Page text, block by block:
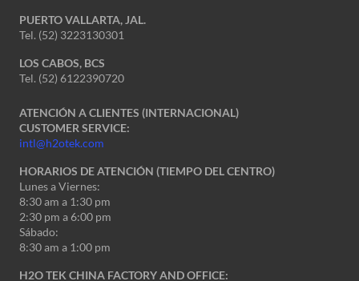
PUERTO VALLARTA, JAL.
Tel. (52) 3223130301
LOS CABOS, BCS
Tel. (52) 6122390720
ATENCIÓN A CLIENTES (INTERNACIONAL)
CUSTOMER SERVICE:
intl@h2otek.com
HORARIOS DE ATENCIÓN (TIEMPO DEL CENTRO)
Lunes a Viernes:
8:30 am a 1:30 pm
2:30 pm a 6:00 pm
Sábado:
8:30 am a 1:00 pm
H2O TEK CHINA FACTORY AND OFFICE: